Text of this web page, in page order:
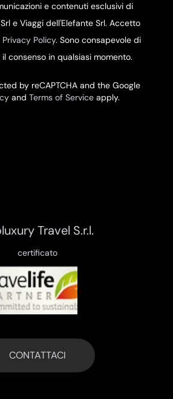
e contenuti esclusivi di
e Viaggi dell'Elefante Srl. Accetto
Privacy Policy. Sono consapevole di
consenso in qualsiasi momento.
by reCAPTCHA and the Google
and Terms of Serviceapply.
Travel S.r.l.
certificato
CONTATTACI